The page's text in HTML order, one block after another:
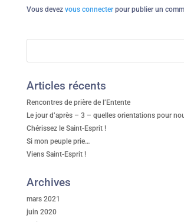
Vous devez vous connecterpour publier un
Articles récents
Rencontres de prière de l’Entente
Le jour d’après – 3 – quelles orientations pour
Chérissez le Saint-Esprit !
Si mon peuple prie…
Viens Saint-Esprit !
Archives
mars 2021
juin 2020